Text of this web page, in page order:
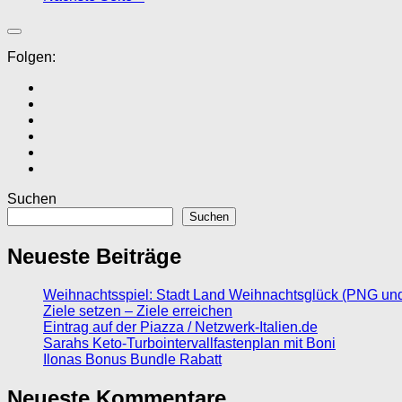
Folgen:
Suchen
Suchen
Neueste Beiträge
Weihnachtsspiel: Stadt Land Weihnachtsglück (PNG
Ziele setzen – Ziele erreichen
Eintrag auf der Piazza / Netzwerk-Italien.de
Sarahs Keto-Turbointervallfastenplan mit Boni
Ilonas Bonus Bundle Rabatt